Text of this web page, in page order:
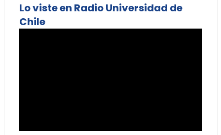
Lo viste en Radio Universidad de
Chile